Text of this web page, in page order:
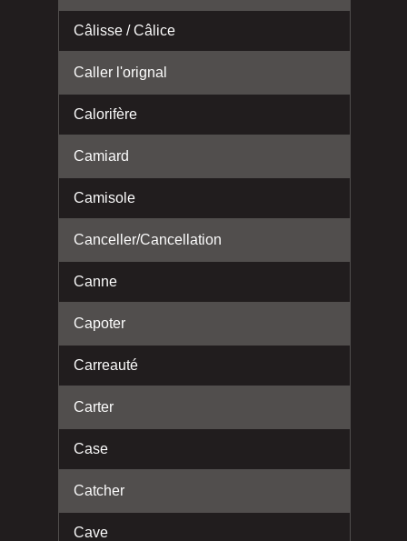
Câlisse / Câlice
Caller l'orignal
Calorifère
Camiard
Camisole
Canceller/Cancellation
Canne
Capoter
Carreauté
Carter
Case
Catcher
Cave